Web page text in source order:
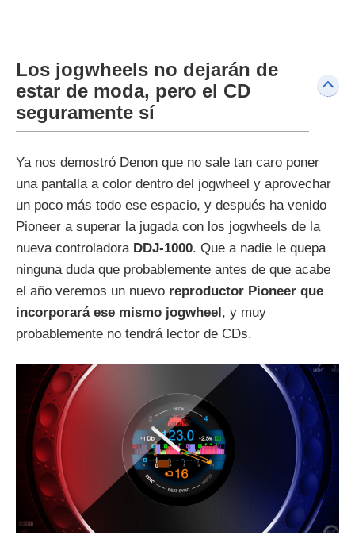
Los jogwheels no dejarán de
estar de moda, pero el CD
seguramente sí
Ya nos demostró Denon que no sale tan caro poner
una pantalla a color dentro del jogwheel y aprovechar
un poco más todo ese espacio, y después ha venido
Pioneer a superar la jugada con los jogwheels de la
nueva controladora DDJ-1000. Que a nadie le quepa
ninguna duda que probablemente antes de que acabe
el año veremos un nuevo reproductor Pioneer que
incorporará ese mismo jogwheel , y muy
probablemente no tendrá lector de CDs.